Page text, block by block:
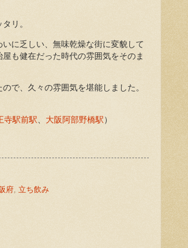
リ。
に乏しい、無味乾燥な街に変貌して
も健在だった時代の雰囲気をそのま
で、久々の雰囲気を堪能しました。
寺駅前駅 大阪阿部野橋駅 ）
府 立ち飲み